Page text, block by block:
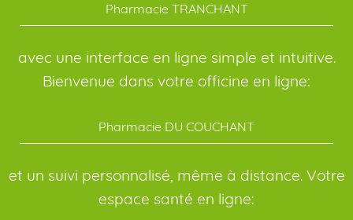
Pharmacie TRANCHANT
avec une interface en ligne simple et intuitive.
Bienvenue dans votre officine en ligne:
Pharmacie DU COUCHANT
et un suivi personnalisé, même à distance. Votre
espace santé en ligne: